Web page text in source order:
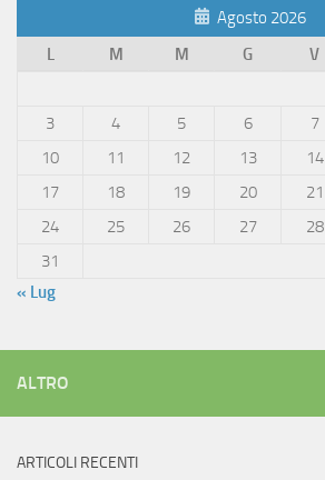
Agosto 2026
L
M M G V
3
4 5 6 7
10
11 12 13 14
17
18 19 20 21
24
25 26 27 28
31
« Lug
ALTRO
ARTICOLI RECENTI